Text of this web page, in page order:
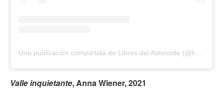
Valle inquietante, Anna Wiener, 2021